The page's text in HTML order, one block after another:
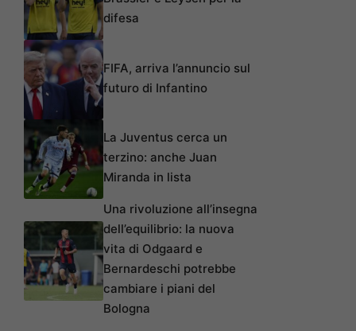
difesa
FIFA, arriva l’annuncio sul
futuro di Infantino
La Juventus cerca un
terzino: anche Juan
Miranda in lista
Una rivoluzione all’insegna
dell’equilibrio: la nuova
vita di Odgaard e
Bernardeschi potrebbe
cambiare i piani del
Bologna